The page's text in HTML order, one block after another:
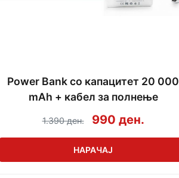
Power Bank со капацитет 20 000
mAh + кабел за полнење
1.390 ден. 990 ден.
НАРАЧАЈ